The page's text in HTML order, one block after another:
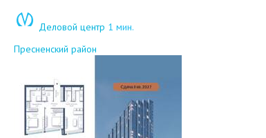
Деловой центр 1 мин.
Пресненский район